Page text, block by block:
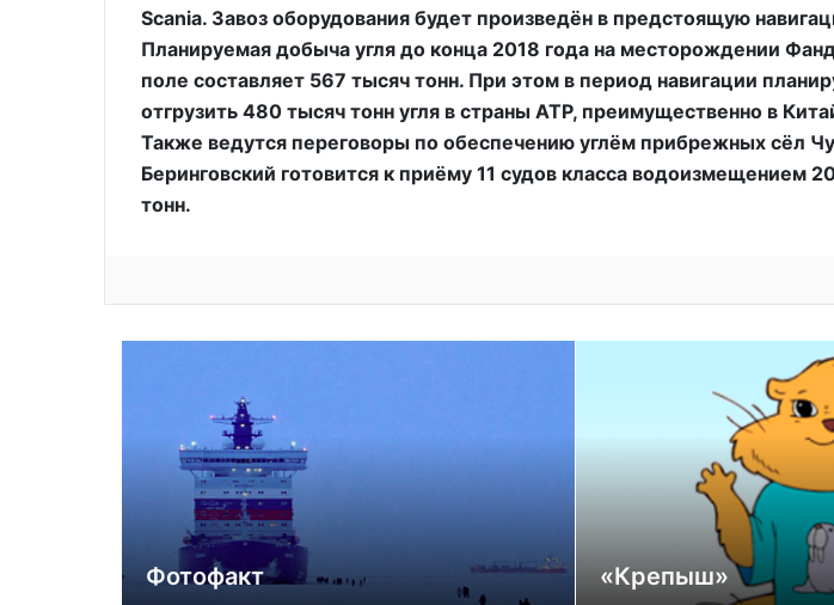
Scania. Завоз оборудования будет произведён в предстоящую
Планируемая добыча угля до конца 2018 года на месторождении
поле составляет 567 тысяч тонн. При этом в период навигации
отгрузить 480 тысяч тонн угля в страны АТР, преимущественно в
Также ведутся переговоры по обеспечению углём прибрежных сёл
Беринговский готовится к приёму 11 судов класса водоизмещением
тонн.
Фотофакт «Крепыш»